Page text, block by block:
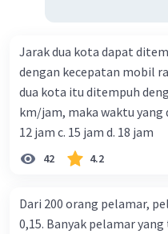
Jarak dua kota dapat
dengan kecepatan mobil
dua kota itu ditempuh
km/jam, maka waktu yang
12 jam c. 15 jam d. 18 jam
42 4.2
Dari 200 orang pelamar,
0,15. Banyak pelamar